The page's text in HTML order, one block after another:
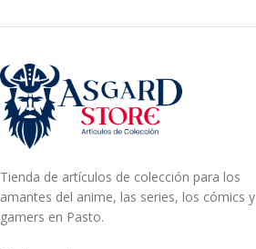
Tienda de artículos de colección para los
amantes del anime, las series, los cómics y
gamers en Pasto.